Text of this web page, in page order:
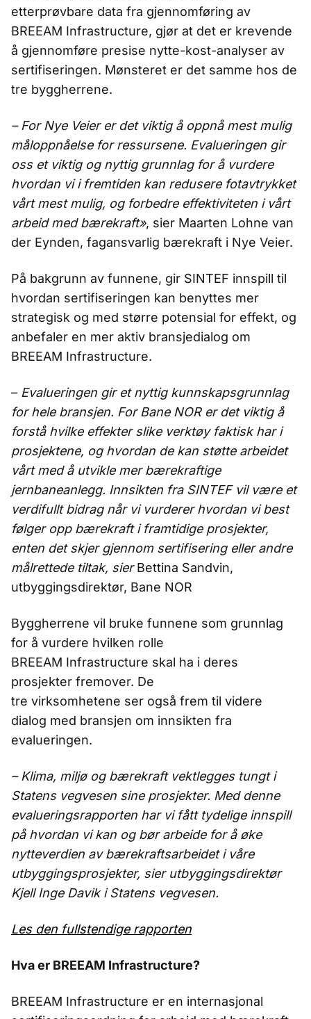
etterprøvbare data fra gjennomføring av
BREEAM Infrastructure, gjør at det er krevende
å gjennomføre presise nytte-kost-analyser av
sertifiseringen. Mønsteret er det samme hos de
tre byggherrene.
– For Nye Veier er det viktig å oppnå mest mulig
måloppnåelse for ressursene. Evalueringen gir
oss et viktig og nyttig grunnlag for å vurdere
hvordan vi i fremtiden kan redusere fotavtrykket
vårt mest mulig, og forbedre effektiviteten i vårt
arbeid med bærekraft», sier Maarten Lohne van
der Eynden, fagansvarlig bærekraft i Nye Veier.
På bakgrunn av funnene, gir SINTEF innspill til
hvordan sertifiseringen kan benyttes mer
strategisk og med større potensial for effekt, og
anbefaler en mer aktiv bransjedialog om
BREEAM Infrastructure.
– Evalueringen gir et nyttig kunnskapsgrunnlag
for hele bransjen. For Bane NOR er det viktig å
forstå hvilke effekter slike verktøy faktisk har i
prosjektene, og hvordan de kan støtte arbeidet
vårt med å utvikle mer bærekraftige
jernbaneanlegg. Innsikten fra SINTEF vil være et
verdifullt bidrag når vi vurderer hvordan vi best
følger opp bærekraft i framtidige prosjekter,
enten det skjer gjennom sertifisering eller andre
målrettede tiltak, sierBettina Sandvin,
utbyggingsdirektør, Bane NOR
Byggherrene vil bruke funnene som grunnlag
for å vurdere hvilken rolle
BREEAM Infrastructure skal ha i deres
prosjekter fremover. De
tre virksomhetene ser også frem til videre
dialog med bransjen om innsikten fra
evalueringen.
– Klima, miljø og bærekraft vektlegges tungt i
Statens vegvesen sine prosjekter. Med denne
evalueringsrapporten har vi fått tydelige innspill
på hvordan vi kan og bør arbeide for å øke
nytteverdien av bærekraftsarbeidet i våre
utbyggingsprosjekter, sier utbyggingsdirektør
Kjell Inge Davik i Statens vegvesen.
Les den fullstendige rapporten
Hva er BREEAM Infrastructure?
BREEAM Infrastructure er en internasjonal